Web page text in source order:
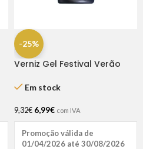
-25%
Verniz Gel Festival Verão
Em stock
9,32€ 6,99€ com IVA
Promoção válida de
01/04/2026 até 30/08/2026